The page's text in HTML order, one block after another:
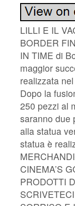
LILLI E IL
BORDER
IN TIME di
maggior
realizzata
Dopo la
250 pezzi al
saranno due
alla statua
statua è
CINEMA’S
PRODOTTI